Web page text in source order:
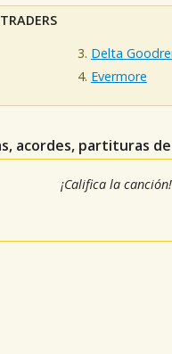
Delta
Evermore
acordes, partituras
¡Califica la canción!